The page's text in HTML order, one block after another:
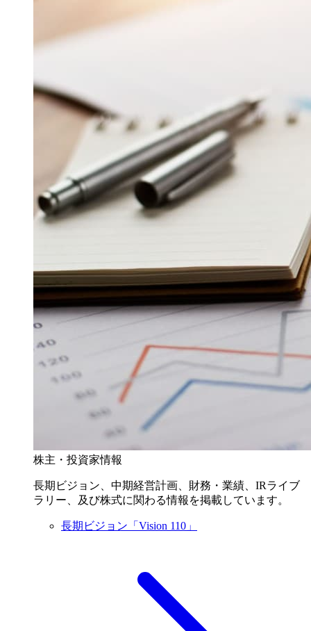
株主・投資家情報
長期ビジョン、中期経営計画、財務・業績、IRライブ
ラリー、及び株式に関わる情報を掲載しています。
長期ビジョン「Vision 110」